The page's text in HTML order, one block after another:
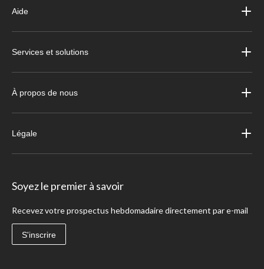
Aide
Services et solutions
À propos de nous
Légale
Soyez le premier à savoir
Recevez votre prospectus hebdomadaire directement par e-mail
S'inscrire